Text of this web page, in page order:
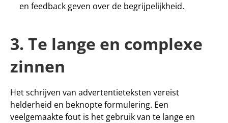
en feedback geven over de begrijpelijkheid.
3. Te lange en complexe
zinnen
Het schrijven van advertentieteksten vereist
helderheid en beknopte formulering. Een
veelgemaakte fout is het gebruik van te lange en